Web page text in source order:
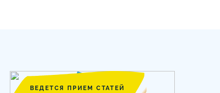
ВЕДЕТСЯ ПРИЕМ СТАТЕЙ